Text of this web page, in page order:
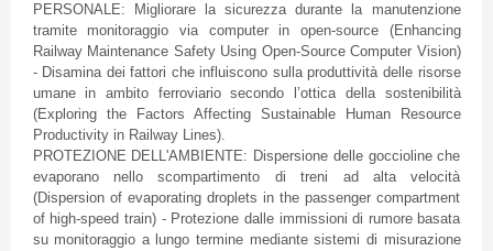
PERSONALE: Migliorare la sicurezza durante la manutenzione
tramite monitoraggio via computer in open-source (Enhancing
Railway Maintenance Safety Using Open-Source Computer Vision)
- Disamina dei fattori che influiscono sulla produttività delle risorse
umane in ambito ferroviario secondo l’ottica della sostenibilità
(Exploring the Factors Affecting Sustainable Human Resource
Productivity in Railway Lines).
PROTEZIONE DELL'AMBIENTE: Dispersione delle goccioline che
evaporano nello scompartimento di treni ad alta velocità
(Dispersion of evaporating droplets in the passenger compartment
of high-speed train) - Protezione dalle immissioni di rumore basata
su monitoraggio a lungo termine mediante sistemi di misurazione